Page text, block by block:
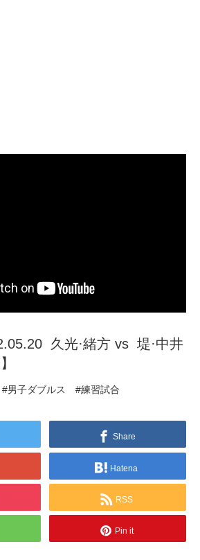
久光·緒方 vs 堤·中井
子ダブルス #練習試合
Share
Hatena
RSS
Pin it